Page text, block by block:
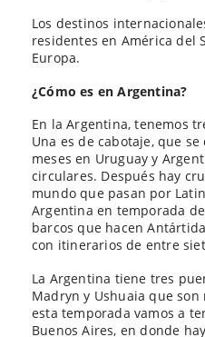
Los destinos
residentes en América del
Europa.
¿Cómo es en Argentina?
En la Argentina, tenemos
Una es de cabotaje, que
meses en Uruguay y
circulares. Después hay
mundo que pasan por
Argentina en temporada
barcos que hacen
con itinerarios de entre
La Argentina tiene tres
Madryn y Ushuaia que
esta temporada vamos a
Buenos Aires, en donde